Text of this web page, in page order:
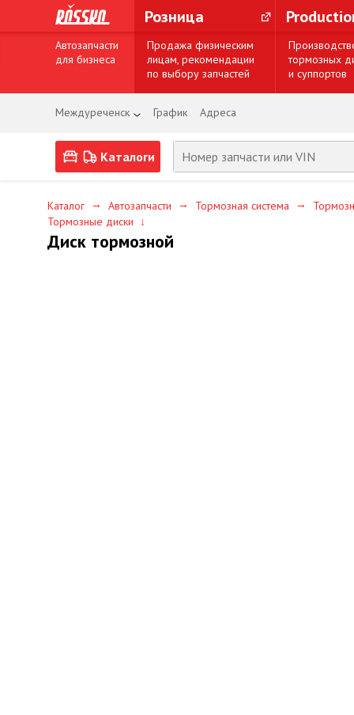
Розница
Автозапчасти
для бизнеса
Продажа физическим
лицам, рекомендации
по выбору запчастей
тормозных
и суппортов
Междуреченск График Адреса
Каталоги
Каталог → Автозапчасти → Тормозная система →
Тормозные диски
↓
Диск тормозной